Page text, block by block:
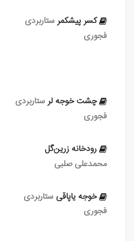
کسر پیشکمرستاربردی
فجوری
چشت‌ خوجه‌ لرستاربردی
فجوری
رودخانه زرین‌گل
محمدعلی صلبی
خوجه‌ یاپاقی ستاربردی
فجوری